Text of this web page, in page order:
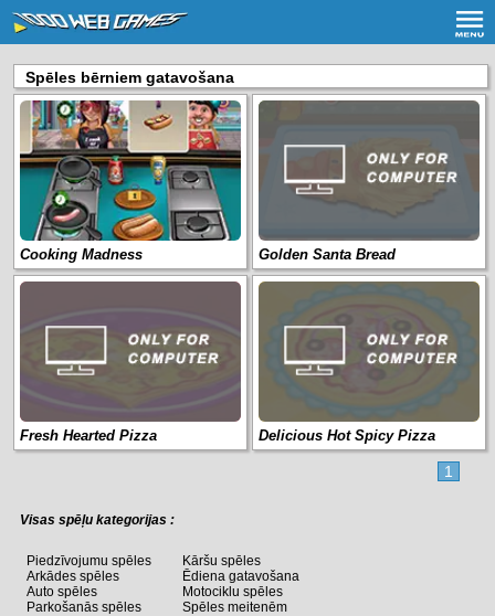
Spēles bērniem gatavošana
Cooking Madness Golden Santa Bread
Fresh Hearted Pizza Delicious Hot Spicy Pizza
1
Visas spēļu kategorijas :
Piedzīvojumu spēles
Arkādes spēles
Auto spēles
Parkošanās spēles
Kāršu spēles
Ēdiena gatavošana
Motociklu spēles
Spēles meitenēm